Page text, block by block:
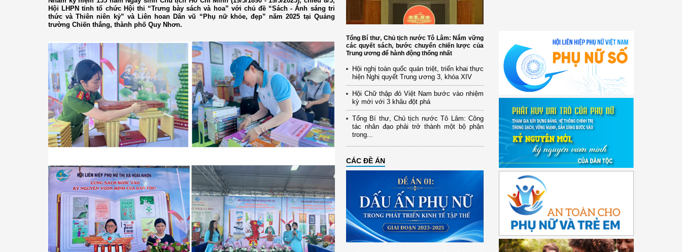
Hội LHPN tỉnh tổ chức Hội thi “Trưng bày sách và hoa” với chủ đề “Sách - Ánh sáng tri
thức và Thiên niên kỷ” và Liên hoan Dân vũ “Phụ nữ khỏe, đẹp” năm 2025 tại Quảng
trường Chiến thắng, thành phố Quy Nhơn.
Tổng Bí thư, Chủ tịch nước Tô Lâm: Nắm vững
các quyết sách, bước chuyển chiến lược của
Trung ương để hành động thống nhất
Hội nghị toàn quốc quán triệt, triển khai thực
hiện Nghị quyết Trung ương 3, khóa XIV
Hội Chữ thập đỏ Việt Nam bước vào nhiệm
kỳ mới với 3 khâu đột phá
Tổng Bí thư, Chủ tịch nước Tô Lâm: Công
tác nhân đạo phải trở thành một bộ phận
trong...
CÁC ĐỀ ÁN